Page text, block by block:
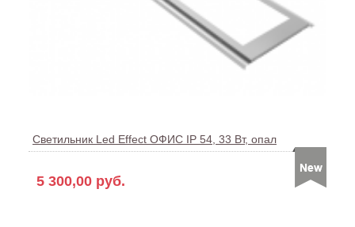
Светильник Led Effect ОФИС IP 54, 33 Вт, опал
5 300,00 руб.